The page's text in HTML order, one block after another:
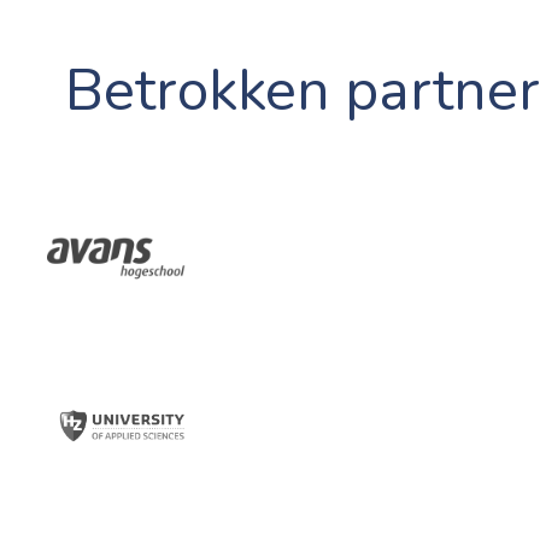
Betrokken